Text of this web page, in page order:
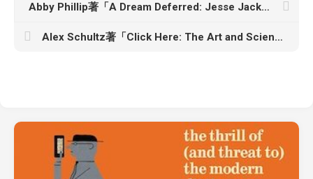
Abby Phillip著「A Dream Deferred: Jesse Jackson and the Fight for Black Political Power」
Alex Schultz著「Click Here: The Art and Science of Digital Marketing and Advertising」